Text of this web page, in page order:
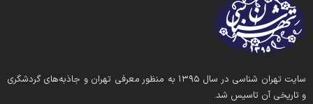
سایت تهران شناسی در سال ۱۳۹۵ به منظور معرفی تهران و جاذبه‌های گردشگری
و تاریخی آن تاسیس شد.